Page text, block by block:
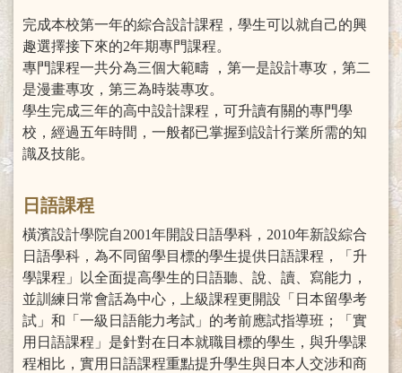
完成本校第一年的綜合設計課程，學生可以就自己的興
趣選擇接下來的2年期專門課程。
專門課程一共分為三個大範疇 ，第一是設計專攻，第二
是漫畫專攻，第三為時裝專攻。
學生完成三年的高中設計課程，可升讀有關的專門學
校，經過五年時間，一般都已掌握到設計行業所需的知
識及技能。
日語課程
橫濱設計學院自2001年開設日語學科，2010年新設綜合
日語學科，為不同留學目標的學生提供日語課程，「升
學課程」以全面提高學生的日語聽、說、讀、寫能力，
並訓練日常會話為中心，上級課程更開設「日本留學考
試」和「一級日語能力考試」的考前應試指導班；「實
用日語課程」是針對在日本就職目標的學生，與升學課
程相比，實用日語課程重點提升學生與日本人交涉和商